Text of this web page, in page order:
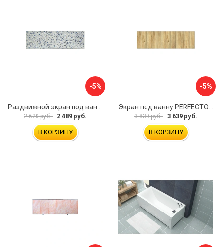
-5%
2 620 руб. 2 489 руб.
В КОРЗИНУ
-5%
3 830 руб. 3 639 руб.
В КОРЗИНУ